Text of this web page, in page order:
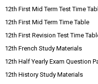
12th First Mid Term Test Time
12th First Mid Term Time Table
12th First Revision Test Time
12th French Study Materials
12th Half Yearly Exam Question
12th History Study Materials